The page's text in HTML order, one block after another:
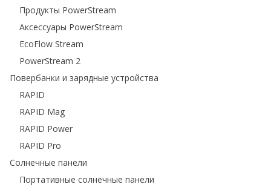
Продукты PowerStream
Аксессуары PowerStream
EcoFlow Stream
PowerStream 2
Повербанки и зарядные устройства
RAPID
RAPID Mag
RAPID Power
RAPID Pro
Солнечные панели
Портативные солнечные панели